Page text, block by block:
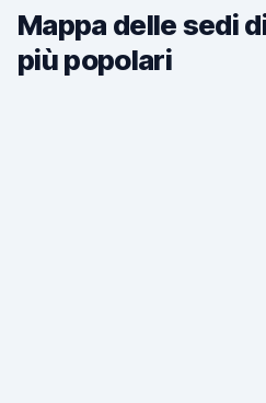
Mappa delle sedi
più popolari